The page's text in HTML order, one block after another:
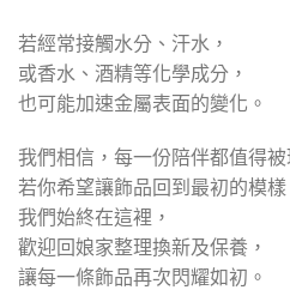
若經常接觸水分、汗水，
或香水、酒精等化學成分，
也可能加速金屬表面的變化。
我們相信，每一份陪伴都值得被
若你希望讓飾品回到最初的模樣
我們始終在這裡，
歡迎回娘家整理換新及保養，
讓每一條飾品再次閃耀如初。